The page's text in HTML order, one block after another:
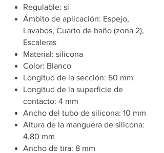
Regulable: sí
Ámbito de aplicación: Espejo,
Lavabos, Cuarto de baño (zona 2),
Escaleras
Material: silicona
Color: Blanco
Longitud de la sección: 50 mm
Longitud de la superficie de
contacto: 4 mm
Ancho del tubo de silicona: 10 mm
Altura de la manguera de silicona:
4,80 mm
Ancho de tira: 8 mm